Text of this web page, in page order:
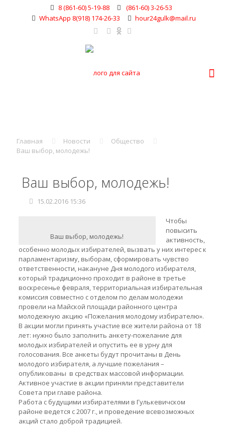
8 (861-60) 5-19-88
(861-60) 3-26-53
WhatsApp 8(918) 174-26-33
hour24gulk@mail.ru
Главная Новости
Общество
Ваш выбор, молодежь!
Ваш выбор, молодежь!
15.02.2016 15:36
Ваш выбор, молодежь!
Чтобы
повысить
активность,
особенно молодых избирателей, вызвать у них интерес к
парламентаризму, выборам, сформировать чувство
ответственности, накануне Дня молодого избирателя,
который традиционно проходит в районе в третье
воскресенье февраля, территориальная избирательная
комиссия совместно с отделом по делам молодежи
провели на Майской площади районного центра
молодежную акцию «Пожелания молодому избирателю».
В акции могли принять участие все жители района от 18
лет: нужно было заполнить анкету-пожелание для
молодых избирателей и опустить ее в урну для
голосования. Все анкеты будут прочитаны в День
молодого избирателя, а лучшие пожелания –
опубликованы в средствах массовой информации.
Активное участие в акции приняли представители
Совета при главе района.
Работа с будущими избирателями в Гулькевичском
районе ведется с 2007 г., и проведение всевозможных
акций стало доброй традицией.